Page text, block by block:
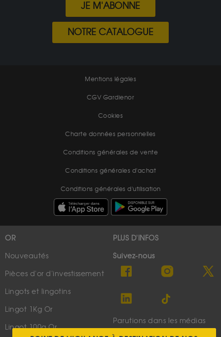
JE M'ABONNE
NOTRE CATALOGUE
Mentions légales
CGV Gardienor
Cookies
Charte données personnelles
Conditions générales de vente
Conditions générales d'achat
Conditions générales d'utilisation
OR
Nouveautés
Pièces d'or d'investissement
Lingots et lingotins
Lingot 1Kg Or
Lingot 100g Or
PLUS D'INFOS
Suivez-nous
Parutions dans les médias